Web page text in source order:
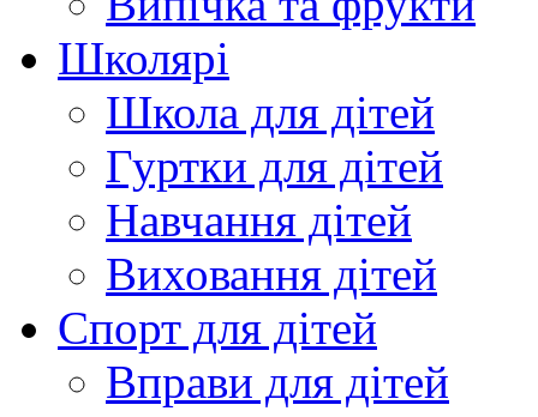
Школярі
Школа для дітей
Гуртки для дітей
Навчання дітей
Виховання дітей
Спорт для дітей
Вправи для дітей